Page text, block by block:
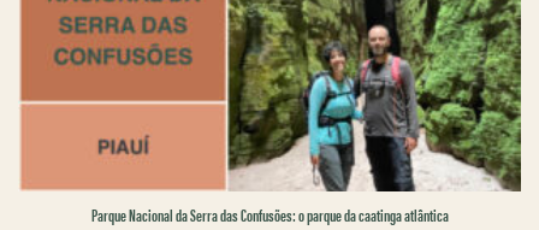
Parque Nacional da Serra das Confusões: o parque da caatinga atlântica